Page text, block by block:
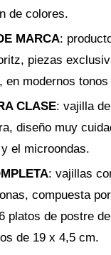
de colores.
MARCA:
piezas
en modernos tonos
CLASE: vajilla
diseño muy
el microondas.
: vajillas
compuesta
platos de postre
de 19 x 4,5 cm.